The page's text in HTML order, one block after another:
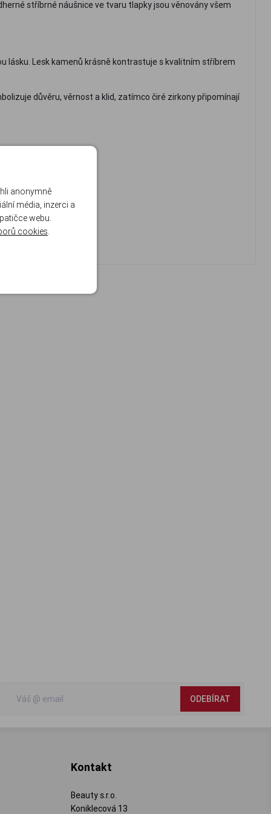
stříbrné náušnice ve tvaru tlapky jsou věnovány všem
lásku. Lesk kamenů krásně kontrastuje s kvalitním stříbrem
důvěru, věrnost a klid, zatímco čiré zirkony připomínají
ODEBÍRAT
Kontakt
Beauty s.r.o.
Koniklecová 13
anonymně
média, inzerci a
webu.
cookies.